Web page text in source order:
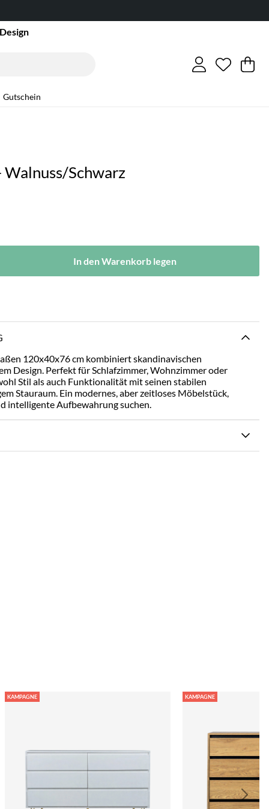
Anzahl
. .
Gutschein
Schwarz
In den Warenkorb legen
120x40x76 cm kombiniert skandinavischen
Design. Perfekt für Schlafzimmer, Wohnzimmer oder
Stil als auch Funktionalität mit seinen stabilen
Stauraum. Ein modernes, aber zeitloses Möbelstück,
intelligente Aufbewahrung suchen.
KAMPAGNE KAMPAGNE